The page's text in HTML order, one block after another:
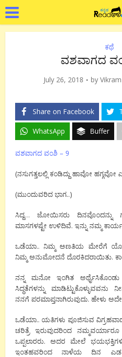
ಕಥೆ
ವಶವಾಗದ
July 26, 2018 by
Share on Facebook
WhatsApp Buffer
ವಶವಾಗದ ವಂಶಿ – 9
(ನಸುಗತ್ತಲಲ್ಲಿ ಕಂಡಿದ್ದು ಹಾವೋ ಹಗ್ಗವೋ
(ಮುಂದುವರಿದ ಭಾಗ..)
ಸಿದ್ದ… ಜೋಯಿಸರು ದಿನವೊಂದನ್ನು
ಮಾಸಗಳಷ್ಟೇ ಉಳಿದಿವೆ. ಇನ್ನು ನಮ್ಮ
ಒಡೆಯಾ.. ನಿಮ್ಮ ಅಣತಿಯ ಮೇರೆಗೆ
ನಿಮ್ಮ ಅನುಮೋದನೆ ದೊರಕಿದರಾಯಿತು.‌
ನನ್ನ ಮನೋ ಇಂಗಿತ
ಸಿದ್ಧತೆಗಳನ್ನು ಮಾಡಿಟ್ಟುಕೊಳ್ಳುವವನು
ನನಗೆ ಪರಮಾಪ್ತನಾಗಿರುವುದು. ಹೇಳು
ಒಡೆಯಾ.. ಯತಿಗಳು ಪೂಜಿಸುವ
ಚರಿತ್ರೆ ಇರುವುದರಿಂದ ನಮ್ಮವರ್ಯಾರೂ
ಒಪ್ಪಲಾರರು. ಅದರ ಮೇಲೆ
ಇಂತಹವರಿಂದ ನಾಳೆಯ ದಿನ